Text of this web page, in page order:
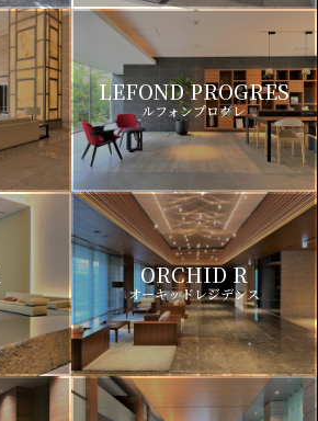
LEFOND PROGRES
ルフォンプログレ
ORCHID R
オーキッドレジデンス